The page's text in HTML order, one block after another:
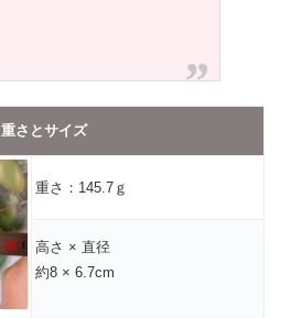
重さとサイズ
重さ：145.7ｇ
高さ × 直径
約8 × 6.7cm